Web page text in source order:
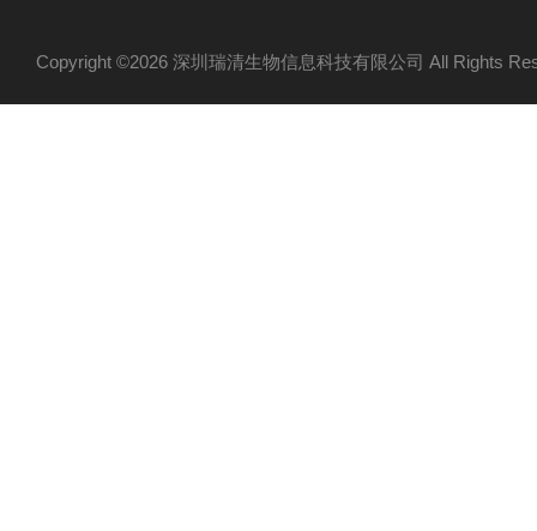
Copyright ©2026 深圳瑞清生物信息科技有限公司 All Rights